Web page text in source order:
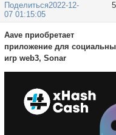
Поделиться2022-12-
07 01:15:05
Aave приобретает
приложение для
игр web3, Sonar